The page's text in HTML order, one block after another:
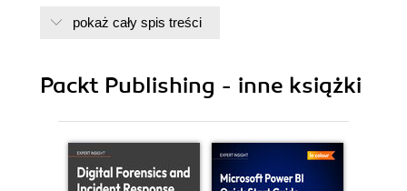
8. Remote Access
11. PowerShell
14. Hyper-V
15. Troubleshooting Windows Server 2019
pokaż cały spis treści
Packt Publishing - inne książki